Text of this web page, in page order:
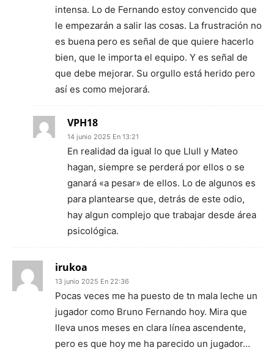
intensa. Lo de Fernando estoy convencido que
le empezarán a salir las cosas. La frustración no
es buena pero es señal de que quiere hacerlo
bien, que le importa el equipo. Y es señal de
que debe mejorar. Su orgullo está herido pero
así es como mejorará.
VPH18
14 junio 2025 En 13:21
En realidad da igual lo que Llull y Mateo
hagan, siempre se perderá por ellos o se
ganará «a pesar» de ellos. Lo de algunos es
para plantearse que, detrás de este odio,
hay algun complejo que trabajar desde área
psicológica.
irukoa
13 junio 2025 En 22:36
Pocas veces me ha puesto de tn mala leche un
jugador como Bruno Fernando hoy. Mira que
lleva unos meses en clara línea ascendente,
pero es que hoy me ha parecido un jugador…